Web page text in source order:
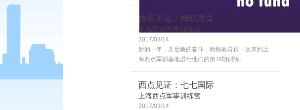
客户评价
西点见证：精锐教育
上海西点军事训练营
2017/03/14
新的一年，开启新的奋斗，精锐教育再一次来到上
海西点军训基地进行他们的第28期训练。
西点见证：七七国际
上海西点军事训练营
2017/03/14